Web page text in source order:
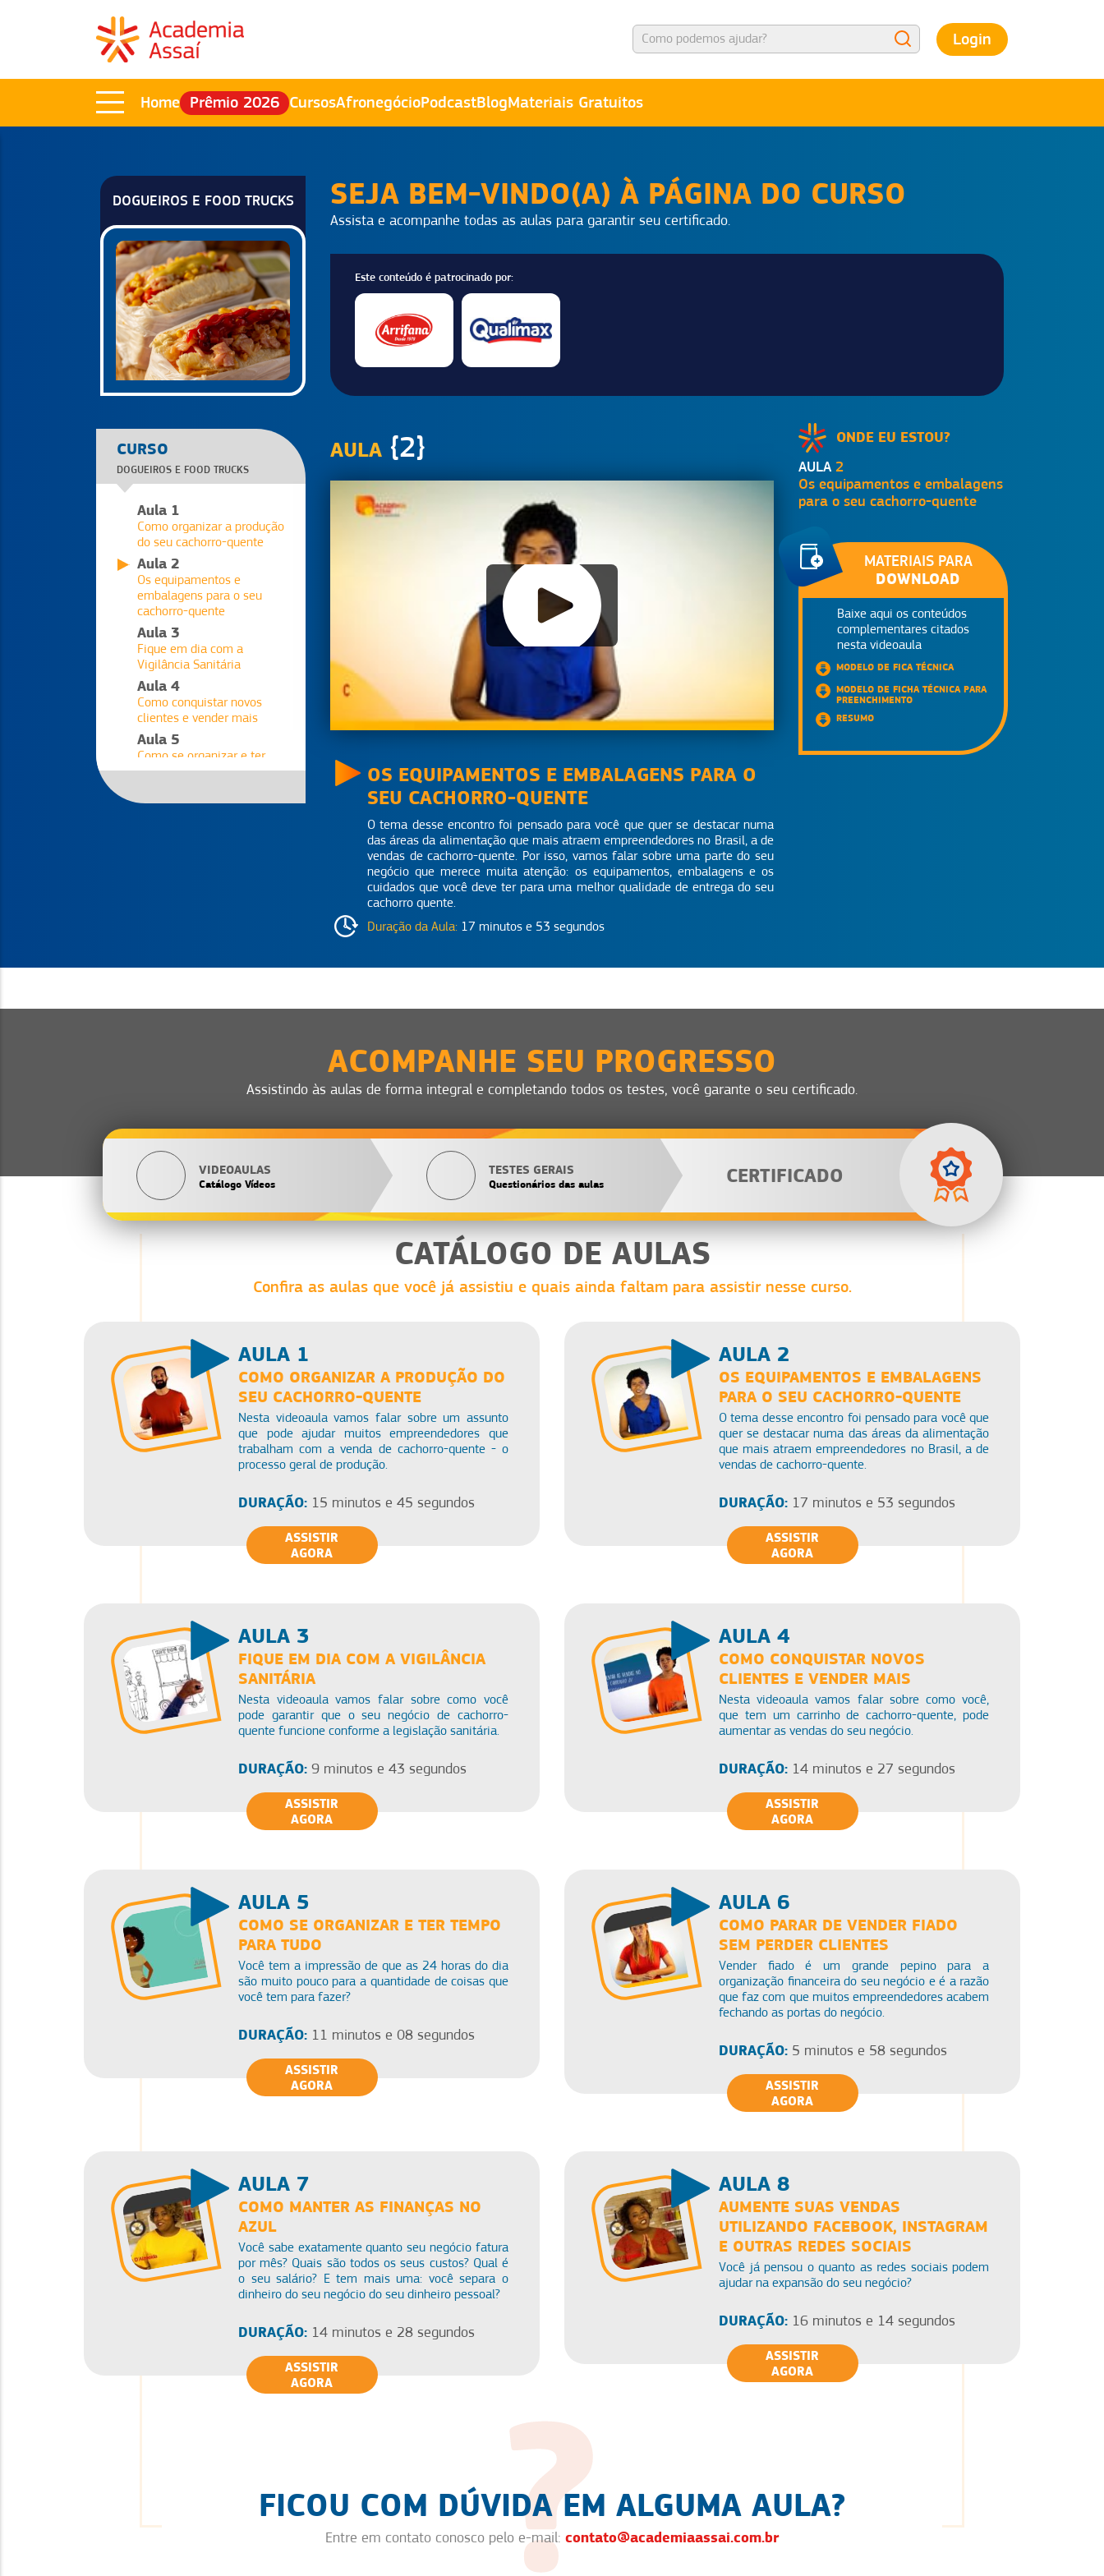
Login
Home Prêmio 2026 CursosAfronegócioPodcastBlogMateriais Gratuitos
DOGUEIROS E FOOD TRUCKS SEJA BEM-VINDO(A) À PÁGINA DO CURSO
Assista e acompanhe todas as aulas para garantir seu certificado.
Este conteúdo é patrocinado por:
CURSO
DOGUEIROS E FOOD TRUCKS
Aula 1
Como organizar a produção
do seu cachorro-quente
Aula 2
Os equipamentos e
embalagens para o seu
cachorro-quente
Aula 3
Fique em dia com a
Vigilância Sanitária
Aula 4
Como conquistar novos
clientes e vender mais
Aula 5
Como se organizar e ter
tempo para tudo
AULA {2}
OS EQUIPAMENTOS E EMBALAGENS PARA O
SEU CACHORRO-QUENTE
O tema desse encontro foi pensado para você que quer se destacar numa
das áreas da alimentação que mais atraem empreendedores no Brasil, a de
vendas de cachorro-quente. Por isso, vamos falar sobre uma parte do seu
negócio que merece muita atenção: os equipamentos, embalagens e os
cuidados que você deve ter para uma melhor qualidade de entrega do seu
cachorro quente.
Duração da Aula: 17 minutos e 53 segundos
ONDE EU ESTOU?
AULA 2
Os equipamentos e embalagens
para o seu cachorro-quente
MATERIAIS PARA
DOWNLOAD
Baixe aqui os conteúdos
complementares citados
nesta videoaula
MODELO DE FICA TÉCNICA
MODELO DE FICHA TÉCNICA PARA
PREENCHIMENTO
RESUMO
ACOMPANHE SEU PROGRESSO
Assistindo às aulas de forma integral e completando todos os testes, você garante o seu certificado.
VIDEOAULAS
Catálogo Vídeos
TESTES GERAIS
Questionários das aulas CERTIFICADO
CATÁLOGO DE AULAS
Confira as aulas que você já assistiu e quais ainda faltam para assistir nesse curso.
AULA 1
COMO ORGANIZAR A PRODUÇÃO DO
SEU CACHORRO-QUENTE
Nesta videoaula vamos falar sobre um assunto
que pode ajudar muitos empreendedores que
trabalham com a venda de cachorro-quente - o
processo geral de produção.
DURAÇÃO: 15 minutos e 45 segundos
ASSISTIR
AGORA
AULA 2
OS EQUIPAMENTOS E EMBALAGENS
PARA O SEU CACHORRO-QUENTE
O tema desse encontro foi pensado para você que
quer se destacar numa das áreas da alimentação
que mais atraem empreendedores no Brasil, a de
vendas de cachorro-quente.
DURAÇÃO: 17 minutos e 53 segundos
ASSISTIR
AGORA
AULA 3
FIQUE EM DIA COM A VIGILÂNCIA
SANITÁRIA
Nesta videoaula vamos falar sobre como você
pode garantir que o seu negócio de cachorro-
quente funcione conforme a legislação sanitária.
DURAÇÃO: 9 minutos e 43 segundos
ASSISTIR
AGORA
AULA 4
COMO CONQUISTAR NOVOS
CLIENTES E VENDER MAIS
Nesta videoaula vamos falar sobre como você,
que tem um carrinho de cachorro-quente, pode
aumentar as vendas do seu negócio.
DURAÇÃO: 14 minutos e 27 segundos
ASSISTIR
AGORA
AULA 5
COMO SE ORGANIZAR E TER TEMPO
PARA TUDO
Você tem a impressão de que as 24 horas do dia
são muito pouco para a quantidade de coisas que
você tem para fazer?
DURAÇÃO: 11 minutos e 08 segundos
ASSISTIR
AGORA
AULA 6
COMO PARAR DE VENDER FIADO
SEM PERDER CLIENTES
Vender fiado é um grande pepino para a
organização financeira do seu negócio e é a razão
que faz com que muitos empreendedores acabem
fechando as portas do negócio.
DURAÇÃO: 5 minutos e 58 segundos
ASSISTIR
AGORA
AULA 7
COMO MANTER AS FINANÇAS NO
AZUL
Você sabe exatamente quanto seu negócio fatura
por mês? Quais são todos os seus custos? Qual é
o seu salário? E tem mais uma: você separa o
dinheiro do seu negócio do seu dinheiro pessoal?
DURAÇÃO: 14 minutos e 28 segundos
ASSISTIR
AGORA
AULA 8
AUMENTE SUAS VENDAS
UTILIZANDO FACEBOOK, INSTAGRAM
E OUTRAS REDES SOCIAIS
Você já pensou o quanto as redes sociais podem
ajudar na expansão do seu negócio?
DURAÇÃO: 16 minutos e 14 segundos
ASSISTIR
AGORA
FICOU COM DÚVIDA EM ALGUMA AULA?
Entre em contato conosco pelo e-mail: contato@academiaassai.com.br